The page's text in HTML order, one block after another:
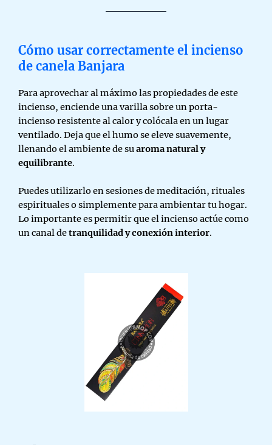
Cómo usar correctamente el incienso
de canela Banjara
Para aprovechar al máximo las propiedades de este
incienso, enciende una varilla sobre un porta-
incienso resistente al calor y colócala en un lugar
ventilado. Deja que el humo se eleve suavemente,
llenando el ambiente de suaroma natural y
equilibrante.
Puedes utilizarlo en sesiones de meditación, rituales
espirituales o simplemente para ambientar tu hogar.
Lo importante es permitir que el incienso actúe como
un canal detranquilidad y conexión interior.